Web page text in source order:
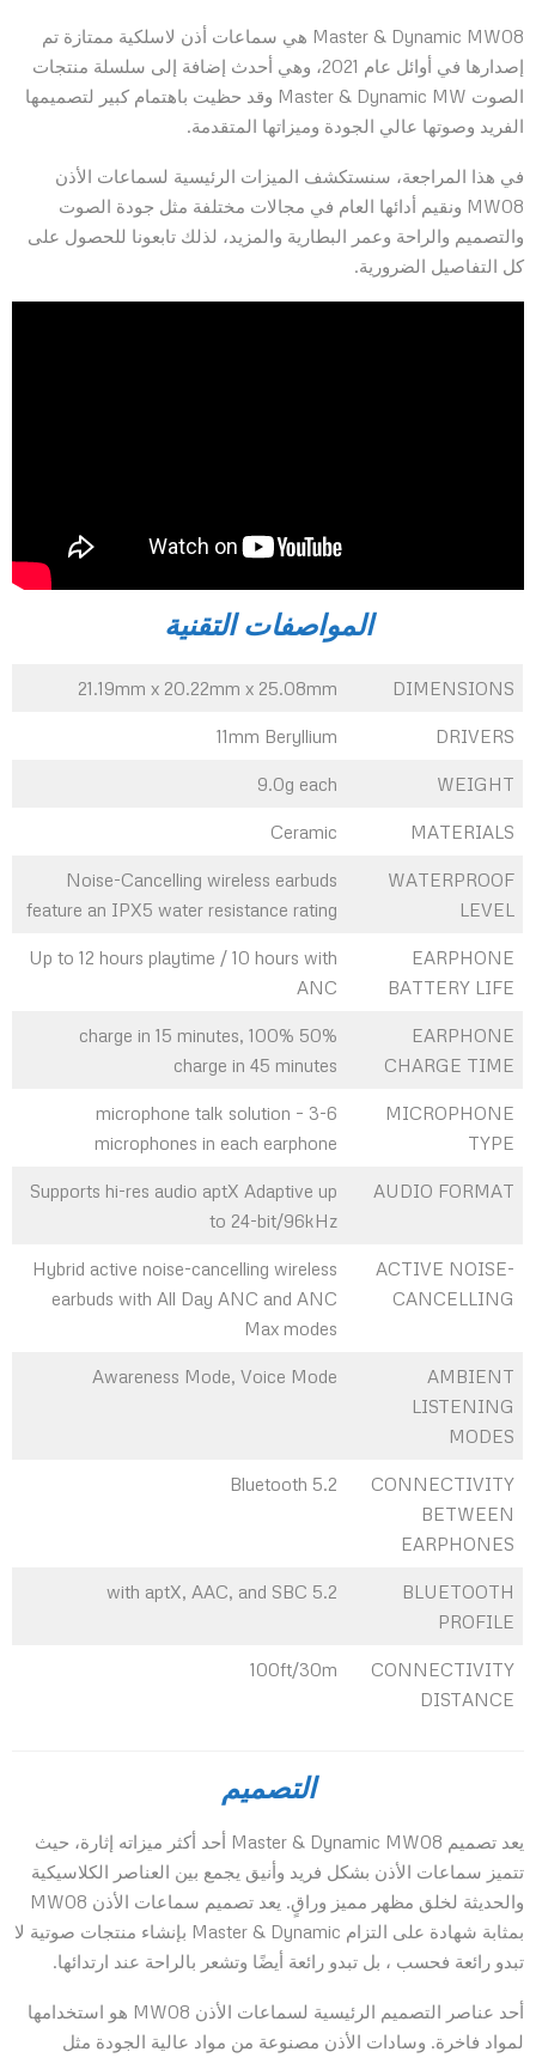
Master & Dynamic MW08 هي سماعات أذن لاسلكية ممتازة تم
إصدارها في أوائل عام 2021، وهي أحدث إضافة إلى سلسلة منتجات
الصوت Master & Dynamic MW وقد حظيت باهتمام كبير لتصميمها
الفريد وصوتها عالي الجودة وميزاتها المتقدمة.
في هذا المراجعة، سنستكشف الميزات الرئيسية لسماعات الأذن
MW08 ونقيم أدائها العام في مجالات مختلفة مثل جودة الصوت
والتصميم والراحة وعمر البطارية والمزيد، لذلك تابعونا للحصول على
كل التفاصيل الضرورية.
المواصفات التقنية
DIMENSIONS
21.19mm x 20.22mm x 25.08mm
DRIVERS
11mm Beryllium
WEIGHT
9.0g each
MATERIALS
Ceramic
WATERPROOF
LEVEL
Noise-Cancelling wireless earbuds
feature an IPX5 water resistance rating
EARPHONE
BATTERY LIFE
Up to 12 hours playtime / 10 hours with
ANC
EARPHONE
CHARGE TIME
50% charge in 15 minutes, 100%
charge in 45 minutes
MICROPHONE
TYPE
6-microphone talk solution – 3
microphones in each earphone
AUDIO FORMAT
Supports hi-res audio aptX Adaptive up
to 24-bit/96kHz
ACTIVE NOISE-
CANCELLING
Hybrid active noise-cancelling wireless
earbuds with All Day ANC and ANC
Max modes
AMBIENT
LISTENING
MODES
Awareness Mode, Voice Mode
CONNECTIVITY
BETWEEN
EARPHONES
Bluetooth 5.2
BLUETOOTH
PROFILE
5.2 with aptX, AAC, and SBC
CONNECTIVITY
DISTANCE
100ft/30m
التصميم
يعد تصميم Master & Dynamic MW08 أحد أكثر ميزاته إثارة، حيث
تتميز سماعات الأذن بشكل فريد وأنيق يجمع بين العناصر الكلاسيكية
والحديثة لخلق مظهر مميز وراقٍ. يعد تصميم سماعات الأذن MW08
بمثابة شهادة على التزام Master & Dynamic بإنشاء منتجات صوتية لا
تبدو رائعة فحسب ، بل تبدو رائعة أيضًا وتشعر بالراحة عند ارتدائها.
أحد عناصر التصميم الرئيسية لسماعات الأذن MW08 هو استخدامها
لمواد فاخرة. وسادات الأذن مصنوعة من مواد عالية الجودة مثل